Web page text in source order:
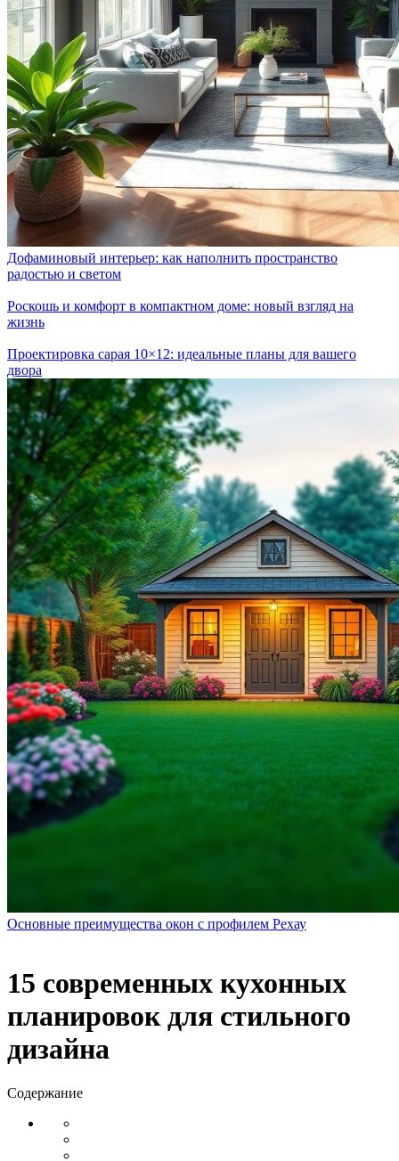
Дофаминовый интерьер: как наполнить пространство
радостью и светом
Роскошь и комфорт в компактном доме: новый взгляд на
жизнь
Проектировка сарая 10×12: идеальные планы для вашего
двора
Основные преимущества окон с профилем Рехау
15 современных кухонных
планировок для стильного
дизайна
Содержание